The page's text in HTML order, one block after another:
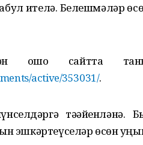
ителә. Белешмәләр
ошо сайтта
active/353031/.
тәғәйенләнә.
эшкәртеүселәр өсөн